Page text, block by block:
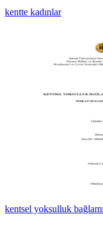
kentte kadınlar
kentsel yoksulluk